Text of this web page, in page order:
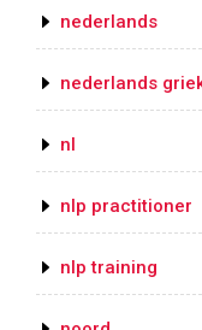
nederlands
nederlands
nl
nlp practitioner
nlp training